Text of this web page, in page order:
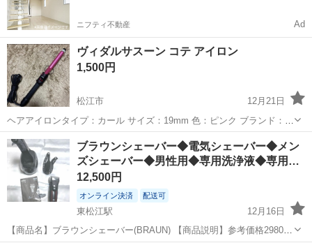
ニフティ不動産 Ad
ヴィダルサスーン コテ アイロン
1,500円
松江市
12月21日
ヘアアイロンタイプ：カール サイズ：19mm 色：ピンク ブランド：ヴ
ィダルサスーン(Vidal Sassoon) 材質：セラミック 表面部分に一部、細
かなキズがあります。 ご了承いただける方へお譲りします。 【その
他、...
島根 松江市 美容家電
ブラウンシェーバー◆電気シェーバー◆メン
ズシェーバー◆男性用◆専用洗浄液◆専用…
12,500円
オンライン決済 配送可
東松江駅
12月16日
【商品名】ブラウンシェーバー(BRAUN) 【商品説明】参考価格29800